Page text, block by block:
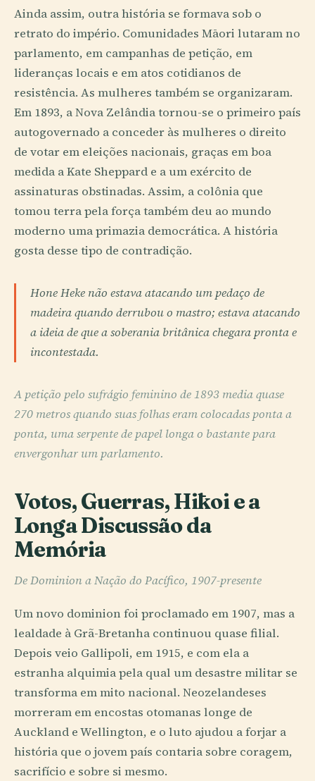
Ainda assim, outra história se formava sob o
retrato do império. Comunidades Māori lutaram no
parlamento, em campanhas de petição, em
lideranças locais e em atos cotidianos de
resistência. As mulheres também se organizaram.
Em 1893, a Nova Zelândia tornou-se o primeiro país
autogovernado a conceder às mulheres o direito
de votar em eleições nacionais, graças em boa
medida a Kate Sheppard e a um exército de
assinaturas obstinadas. Assim, a colônia que
tomou terra pela força também deu ao mundo
moderno uma primazia democrática. A história
gosta desse tipo de contradição.
Hone Heke não estava atacando um pedaço de
madeira quando derrubou o mastro; estava atacando
a ideia de que a soberania britânica chegara pronta e
incontestada.
A petição pelo sufrágio feminino de 1893 media quase
270 metros quando suas folhas eram colocadas ponta a
ponta, uma serpente de papel longa o bastante para
envergonhar um parlamento.
Votos, Guerras, Hīkoi e a
Longa Discussão da
Memória
De Dominion a Nação do Pacífico, 1907-presente
Um novo dominion foi proclamado em 1907, mas a
lealdade à Grã-Bretanha continuou quase filial.
Depois veio Gallipoli, em 1915, e com ela a
estranha alquimia pela qual um desastre militar se
transforma em mito nacional. Neozelandeses
morreram em encostas otomanas longe de
Auckland e Wellington, e o luto ajudou a forjar a
história que o jovem país contaria sobre coragem,
sacrifício e sobre si mesmo.